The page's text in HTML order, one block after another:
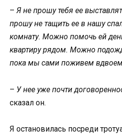
– Я не прошу тебя ее
прошу не тащить ее в нашу
комнату. Можно помочь ей
квартиру рядом. Можно
пока мы сами поживем
– У нее уже почти
сказал он.
Я остановилась посреди